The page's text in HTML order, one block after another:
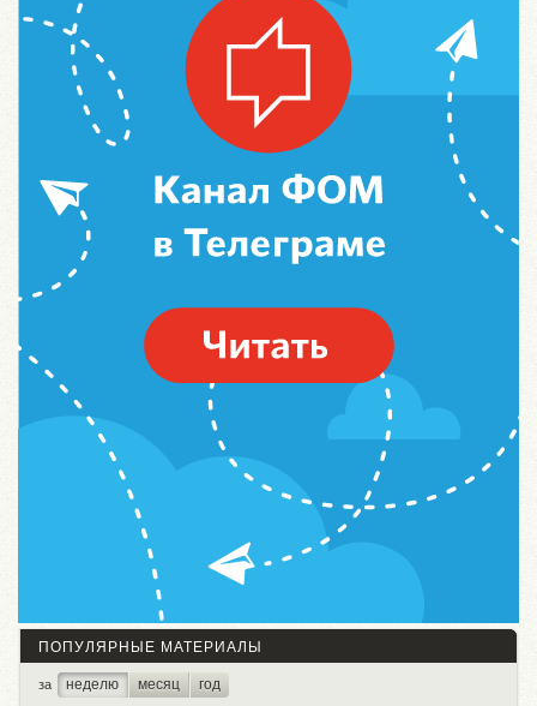
ПОПУЛЯРНЫЕ МАТЕРИАЛЫ
за неделю месяц год